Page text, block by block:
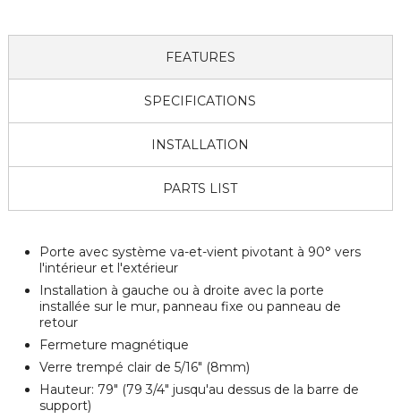
FEATURES
SPECIFICATIONS
INSTALLATION
PARTS LIST
Porte avec système va-et-vient pivotant à 90° vers
l'intérieur et l'extérieur
Installation à gauche ou à droite avec la porte
installée sur le mur, panneau fixe ou panneau de
retour
Fermeture magnétique
Verre trempé clair de 5/16" (8mm)
Hauteur: 79" (79 3/4" jusqu'au dessus de la barre de
support)